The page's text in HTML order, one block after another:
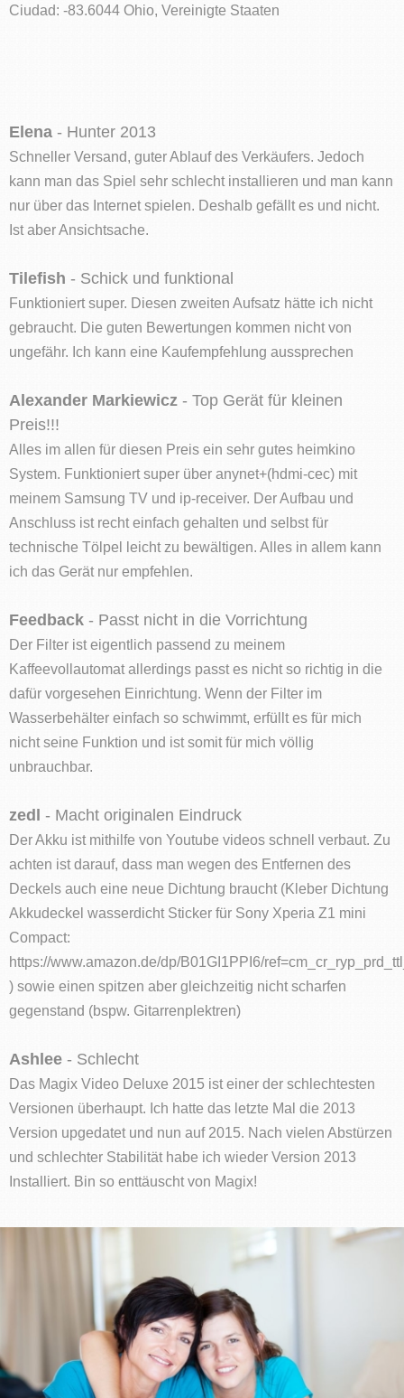
Ciudad: -83.6044 Ohio, Vereinigte Staaten
Elena - Hunter 2013
Schneller Versand, guter Ablauf des Verkäufers. Jedoch
kann man das Spiel sehr schlecht installieren und man kann
nur über das Internet spielen. Deshalb gefällt es und nicht.
Ist aber Ansichtsache.
Tilefish - Schick und funktional
Funktioniert super. Diesen zweiten Aufsatz hätte ich nicht
gebraucht. Die guten Bewertungen kommen nicht von
ungefähr. Ich kann eine Kaufempfehlung aussprechen
Alexander Markiewicz - Top Gerät für kleinen
Preis!!!
Alles im allen für diesen Preis ein sehr gutes heimkino
System. Funktioniert super über anynet+(hdmi-cec) mit
meinem Samsung TV und ip-receiver. Der Aufbau und
Anschluss ist recht einfach gehalten und selbst für
technische Tölpel leicht zu bewältigen. Alles in allem kann
ich das Gerät nur empfehlen.
Feedback - Passt nicht in die Vorrichtung
Der Filter ist eigentlich passend zu meinem
Kaffeevollautomat allerdings passt es nicht so richtig in die
dafür vorgesehen Einrichtung. Wenn der Filter im
Wasserbehälter einfach so schwimmt, erfüllt es für mich
nicht seine Funktion und ist somit für mich völlig
unbrauchbar.
zedl - Macht originalen Eindruck
Der Akku ist mithilfe von Youtube videos schnell verbaut. Zu
achten ist darauf, dass man wegen des Entfernen des
Deckels auch eine neue Dichtung braucht (Kleber Dichtung
Akkudeckel wasserdicht Sticker für Sony Xperia Z1 mini
Compact:
https://www.amazon.de/dp/B01GI1PPI6/
) sowie einen spitzen aber gleichzeitig nicht scharfen
gegenstand (bspw. Gitarrenplektren)
Ashlee - Schlecht
Das Magix Video Deluxe 2015 ist einer der schlechtesten
Versionen überhaupt. Ich hatte das letzte Mal die 2013
Version upgedatet und nun auf 2015. Nach vielen Abstürzen
und schlechter Stabilität habe ich wieder Version 2013
Installiert. Bin so enttäuscht von Magix!